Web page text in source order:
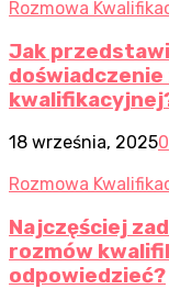
Rozmowa
Jak
18 września, 20250
Rozmowa
Najczęściej
rozmów
odpowiedzieć?